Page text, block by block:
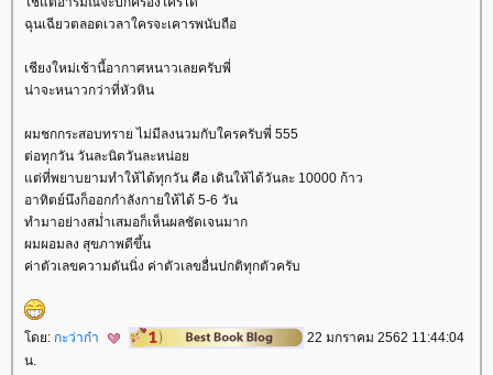
ฉุนเฉียวตลอดเวลาใครจะเคารพนับถือ
เชียงใหม่เช้านี้อากาศหนาวเลยครับพี่
น่าจะหนาวกว่าที่หัวหิน
ผมชกกระสอบทราย ไม่มีลงนวมกับใครครับพี่ 555
ต่อทุกวัน วันละนิดวันละหน่อ
ต่ที่พยาบยามทำให้ได้ทุกวัน คือ เดินให้ได้วันละ 10000 ก้าว
อาทิตย์นึงก็ออกกำลังกายให้ได้ 5-6 วัน
ทำมาอย่างสม่ำเสมอก็เห็นผลชัดเจนมาก
ผมผอมลง สุขภาพดีขึ้น
ค่าตัวเลขความดันนิ่ง ค่าตัวเลขอื่นปกติทุกตัวครับ
ดย: กะว่าก๋า
22 มกราคม 2562 11:44:04
น.